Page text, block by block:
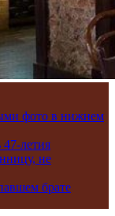
фото в нижнем
47-летия
не
брате